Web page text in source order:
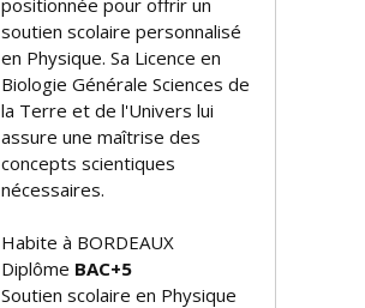
positionnée pour offrir un
soutien scolaire personnalisé
en Physique. Sa Licence en
Biologie Générale Sciences de
la Terre et de l'Univers lui
assure une maîtrise des
concepts scientifiques
nécessaires.
Habite à BORDEAUX
Diplôme BAC+5
Soutien scolaire en Physique